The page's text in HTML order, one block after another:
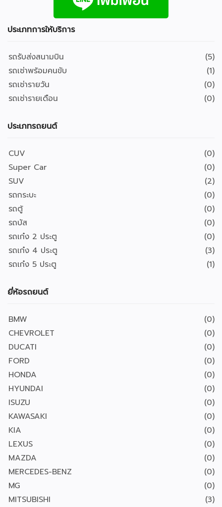
ประเภทการให้บริการ
รถรับส่งสนามบิน
(5)
รถเช่าพร้อมคนขับ
(1)
รถเช่ารายวัน
(0)
รถเช่ารายเดือน
(0)
ประเภทรถยนต์
CUV
(0)
Super Car
(0)
SUV
(2)
รถกระบะ
(0)
รถตู้
(0)
รถบัส
(0)
รถเก๋ง 2 ประตู
(0)
รถเก๋ง 4 ประตู
(3)
รถเก๋ง 5 ประตู
(1)
ยี่ห้อรถยนต์
BMW
(0)
CHEVROLET
(0)
DUCATI
(0)
FORD
(0)
HONDA
(0)
HYUNDAI
(0)
ISUZU
(0)
KAWASAKI
(0)
KIA
(0)
LEXUS
(0)
MAZDA
(0)
MERCEDES-BENZ
(0)
MG
(0)
MITSUBISHI
(3)